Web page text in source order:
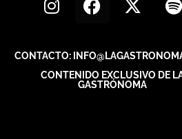
CONTACTO:
CONTENIDO EXCLUSIVO DE
GASTRÓNOMA